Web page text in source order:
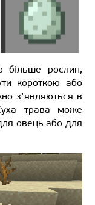
рослин,
короткою або
з’являються в
трава може
овець або для